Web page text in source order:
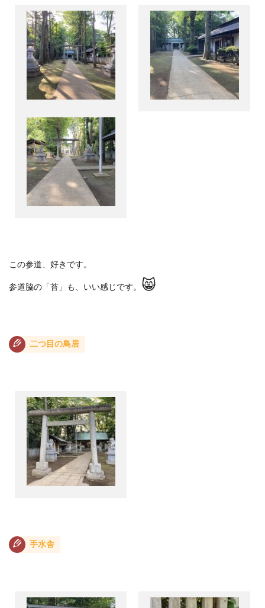
この参道、好きです。
参道脇の「苔」も、いい感じです。 😸
二つ目の鳥居
手水舎